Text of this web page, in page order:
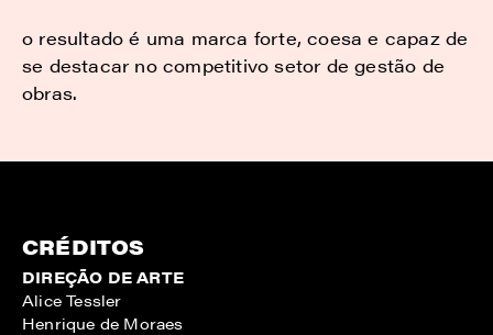
o resultado é uma marca forte, coesa e capaz de
se destacar no competitivo setor de gestão de
obras.
CRÉDITOS
DIREÇÃO DE ARTE
Alice Tessler
Henrique de Moraes